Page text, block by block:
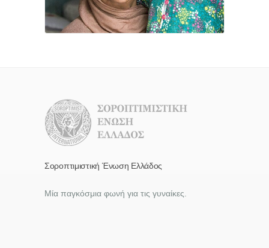
Σοροπτιμιστική Ένωση Ελλάδος
Μία παγκόσμια φωνή για τις γυναίκες.